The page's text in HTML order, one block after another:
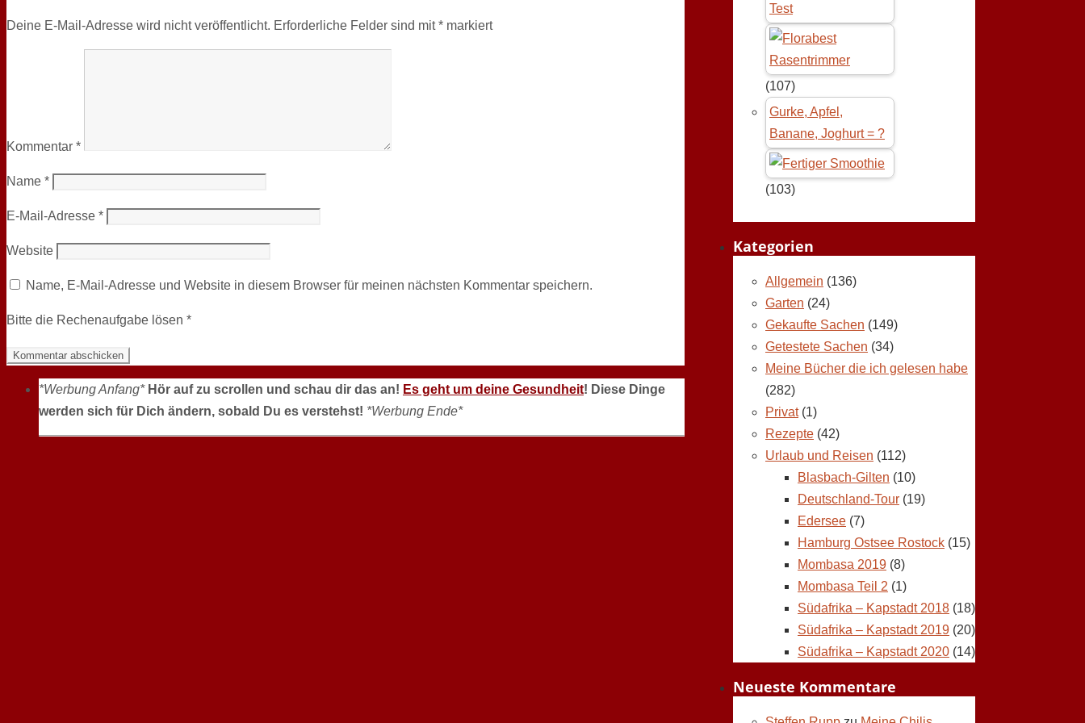
Deine E-Mail-Adresse wird nicht veröffentlicht. Erforderliche Felder sind mit* markiert
Kommentar *
Name *
E-Mail-Adresse *
Website
Name, E-Mail-Adresse und Website in diesem Browser für meinen nächsten Kommentar speichern.
Bitte die Rechenaufgabe lösen *
*Werbung Anfang* Hör auf zu scrollen und schau dir das an! Es geht um deine Gesundheit! Diese Dinge
werden sich für Dich ändern, sobald Du es verstehst! *Werbung Ende*
Test
(107)
Gurke, Apfel,
Banane, Joghurt = ?
(103)
Kategorien
Allgemein (136)
Garten (24)
Gekaufte Sachen (149)
Getestete Sachen (34)
Meine Bücher die ich gelesen habe
(282)
Privat(1)
Rezepte (42)
Urlaub und Reisen (112)
Blasbach-Gilten (10)
Deutschland-Tour (19)
Edersee (7)
Hamburg Ostsee Rostock (15)
Mombasa 2019 (8)
Mombasa Teil 2 (1)
Südafrika – Kapstadt 2018 (18)
Südafrika – Kapstadt 2019 (20)
Südafrika – Kapstadt 2020 (14)
Neueste Kommentare